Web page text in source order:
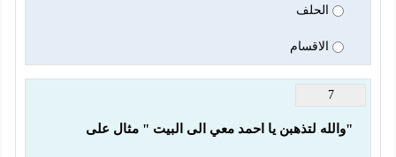
الحلف
الاقسام
7
"والله لتذهبن يا احمد معي الى البيت " مثال على